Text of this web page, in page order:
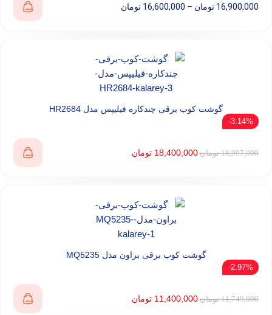
16,900,000 تومان –
16,600,000 تومان
گوشت کوب برقی چندکاره فیلیپس مدل HR2684
3.14%-
18,997,000 تومان 18,400,000 تومان
گوشت کوب برقی براون مدل MQ5235
2.97%-
11,749,000 تومان 11,400,000 تومان